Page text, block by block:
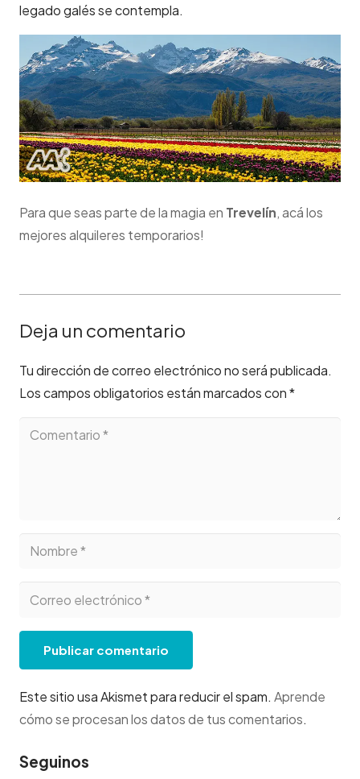
legado galés se contempla.
Para que seas parte de la magia en Trevelín, acá los
mejores alquileres temporarios!
Deja un comentario
Tu dirección de correo electrónico no será publicada.
Los campos obligatorios están marcados con*
Publicar comentario
Este sitio usa Akismet para reducir el spam. Aprende
cómo se procesan los datos de tus comentarios.
Seguinos